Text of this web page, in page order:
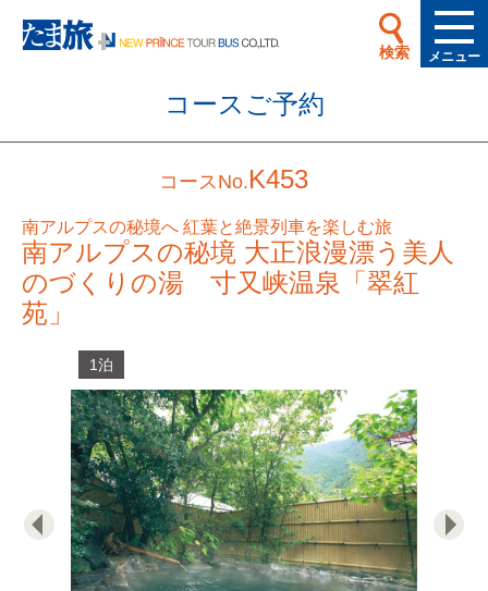
検索 メニュー
コースご予約
コースNo.K453
南アルプスの秘境へ 紅葉と絶景列車を楽しむ旅
南アルプスの秘境 大正浪漫漂う美人
のづくりの湯 寸又峡温泉「翠紅
苑」
1泊